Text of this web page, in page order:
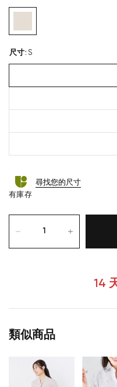
尺寸: S
尋找您的尺寸
有庫存
14
類似商品